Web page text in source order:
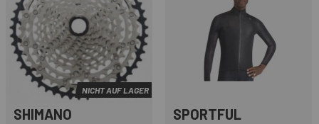
NICHT AUF LAGER
SHIMANO SPORTFUL